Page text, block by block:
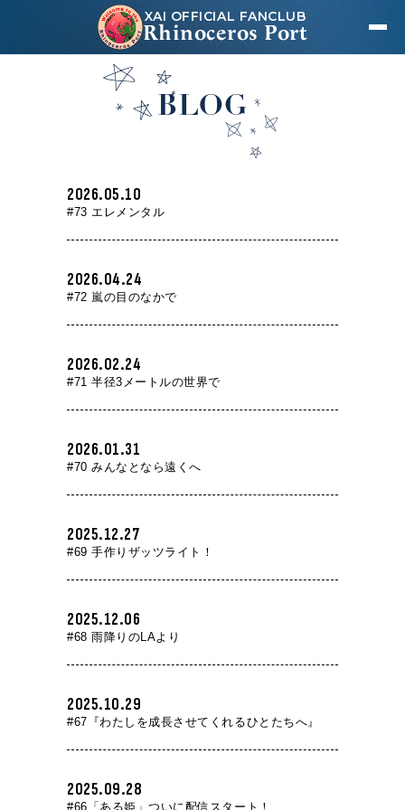
XAI OFFICIAL FANCLUB
Rhinoceros Port
BLOG
2026.05.10
#73 エレメンタル
2026.04.24
#72 嵐の目のなかで
2026.02.24
#71 半径3メートルの世界で
2026.01.31
#70 みんなとなら遠くへ
2025.12.27
#69 手作りザッツライト！
2025.12.06
#68 雨降りのLAより
2025.10.29
#67『わたしを成長させてくれるひとたちへ』
2025.09.28
#66「ある姫」ついに配信スタート！